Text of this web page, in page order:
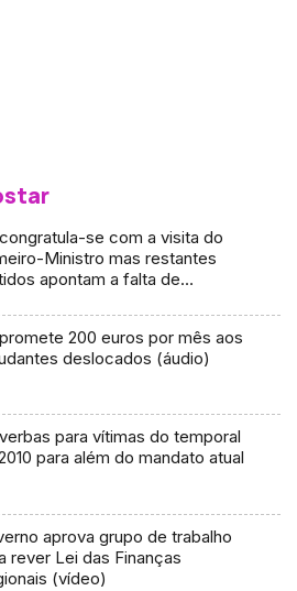
se com a visita do
Ministro mas restantes
apontam a falta de
200 euros por mês aos
deslocados (áudio)
para vítimas do temporal
para além do mandato atual
aprova grupo de trabalho
rever Lei das Finanças
(vídeo)